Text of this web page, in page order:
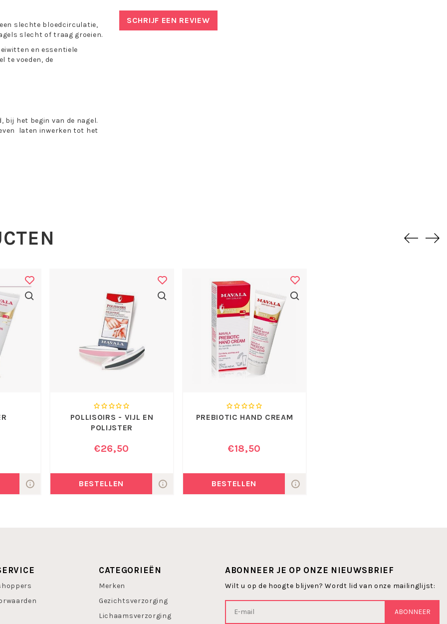
slechte bloedcirculatie,
slecht of traag groeien.
en essentiele
te voeden, de
bij het begin van de nagel.
laten inwerken tot het
SCHRIJF EEN REVIEW
POLLISOIRS - VIJL EN
POLIJSTER
€26,50
BESTELLEN
PREBIOTIC HAND CREAM
€18,50
BESTELLEN
CATEGORIEËN
Merken
Gezichtsverzorging
Lichaamsverzorging
ABONNEER JE OP ONZE NIEUWSBRIEF
Wilt u op de hoogte blijven? Wordt lid van onze mailinglijst:
ABONNEER